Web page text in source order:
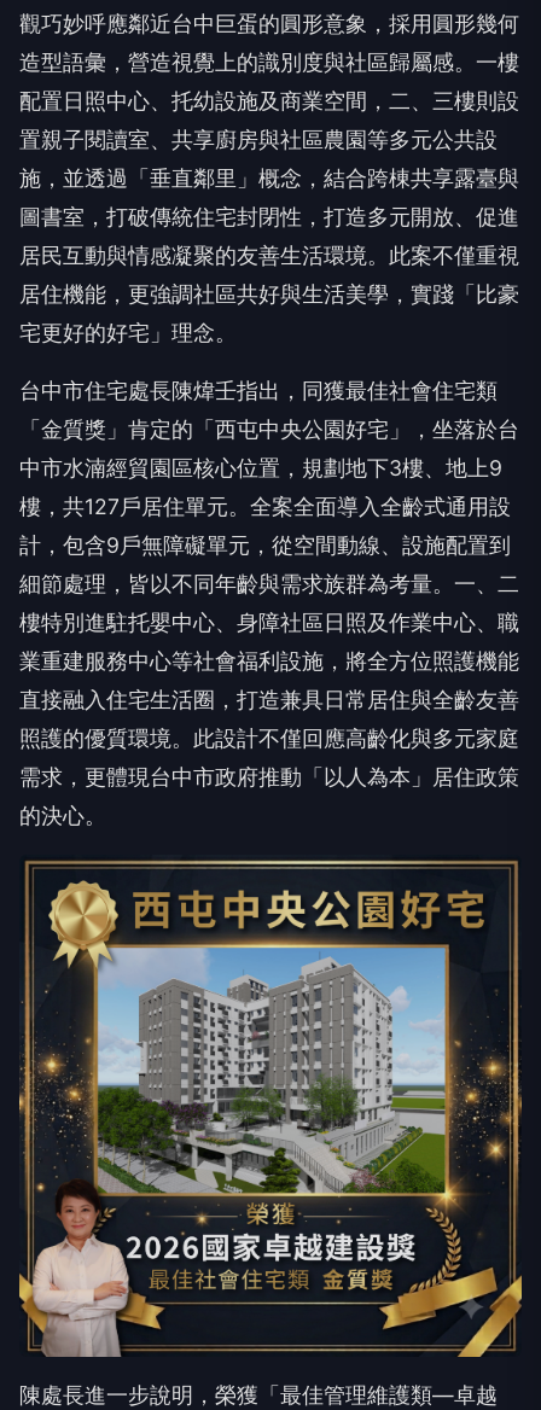
造型語彙，營造視覺上的識別度與社區歸屬感。一樓
配置日照中心、托幼設施及商業空間，二、三樓則設
置親子閱讀室、共享廚房與社區農園等多元公共設
施，並透過「垂直鄰里」概念，結合跨棟共享露臺與
圖書室，打破傳統住宅封閉性，打造多元開放、促進
居民互動與情感凝聚的友善生活環境。此案不僅重視
居住機能，更強調社區共好與生活美學，實踐「比豪
宅更好的好宅」理念。
台中市住宅處長陳煒壬指出，同獲最佳社會住宅類
「金質獎」肯定的「西屯中央公園好宅」，坐落於台
中市水湳經貿園區核心位置，規劃地下3樓、地上9
樓，共127戶居住單元。全案全面導入全齡式通用設
計，包含9戶無障礙單元，從空間動線、設施配置到
細節處理，皆以不同年齡與需求族群為考量。一、二
樓特別進駐托嬰中心、身障社區日照及作業中心、職
業重建服務中心等社會福利設施，將全方位照護機能
直接融入住宅生活圈，打造兼具日常居住與全齡友善
照護的優質環境。此設計不僅回應高齡化與多元家庭
需求，更體現台中市政府推動「以人為本」居住政策
的決心。
陳處長進一步說明，榮獲「最佳管理維護類—卓越
獎」的「太平育賢一期好宅」，在營運管理上導入線